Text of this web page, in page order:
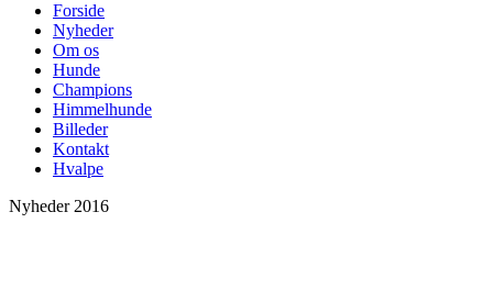
Forside
Nyheder
Om os
Hunde
Champions
Himmelhunde
Billeder
Kontakt
Hvalpe
Nyheder 2016